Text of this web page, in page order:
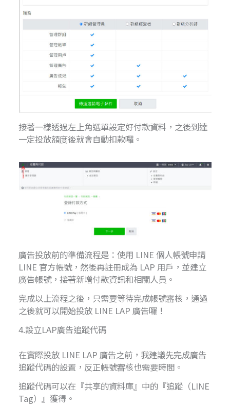
接著一樣透過左上角選單設定好付款資料，之後到達
一定投放額度後就會自動扣款囉。
廣告投放前的準備流程是：使用 LINE 個人帳號申請
LINE 官方帳號，然後再註冊成為 LAP 用戶，並建立
廣告帳號，接著新增付款資訊和相關人員。
完成以上流程之後，只需要等待完成帳號審核，通過
之後就可以開始投放 LINE LAP 廣告囉！
4.設立LAP廣告追蹤代碼
在實際投放 LINE LAP 廣告之前，我建議先完成廣告
追蹤代碼的設置，反正帳號審核也需要時間。
追蹤代碼可以在『共享的資料庫』中的『追蹤（LINE
Tag）』獲得。